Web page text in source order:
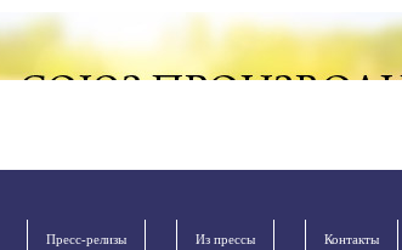
Пресс-релизы Из прессы Контакты